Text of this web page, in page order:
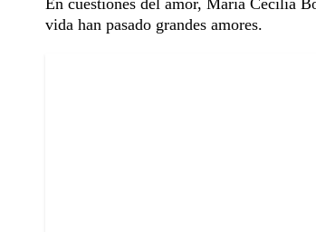
En cuestiones del amor, María Cecilia
vida han pasado grandes amores.